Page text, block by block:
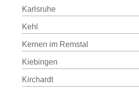
Karlsruhe
Kehl
Kernen im Remstal
Kiebingen
Kirchardt